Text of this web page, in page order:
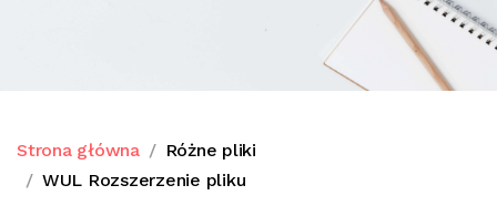
Strona główna
Różne pliki
WUL Rozszerzenie pliku